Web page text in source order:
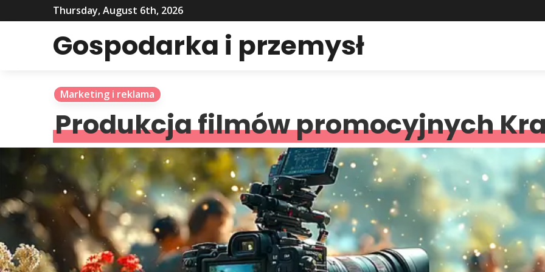
Thursday, August 6th, 2026
Gospodarka i przemysł
Marketing i reklama
Produkcja filmów promocyjnych